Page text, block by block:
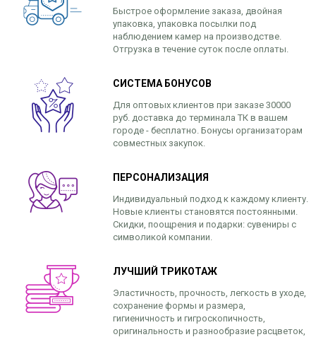
Быстрое оформление заказа, двойная
упаковка, упаковка посылки под
наблюдением камер на производстве.
Отгрузка в течение суток после оплаты.
СИСТЕМА БОНУСОВ
Для оптовых клиентов при заказе 30000
руб. доставка до терминала ТК в вашем
городе - бесплатно. Бонусы организаторам
совместных закупок.
ПЕРСОНАЛИЗАЦИЯ
Индивидуальный подход к каждому клиенту.
Новые клиенты становятся постоянными.
Скидки, поощрения и подарки: сувениры с
символикой компании.
ЛУЧШИЙ ТРИКОТАЖ
Эластичность, прочность, легкость в уходе,
сохранение формы и размера,
гигиеничность и гигроскопичность,
оригинальность и разнообразие расцветок,